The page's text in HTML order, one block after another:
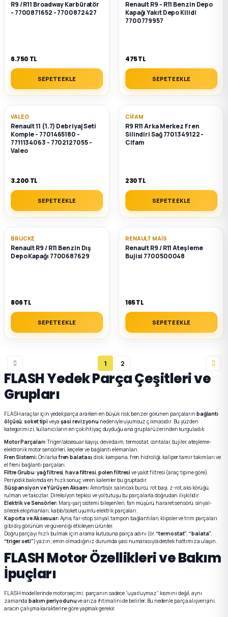
R9 / R11 Broadway Karbüratör
- 7700871652 - 7700872427
6.750 TL
SEPETE EKLE
Renault R9 - R11 Benzin Depo
Kapağı Yakıt Depo Kilidi
7700779957
475 TL
SEPETE EKLE
VALEO
Renault 11 (1.7) Debriyaj Seti
Komple - 7701465180 -
7711134063 - 7702127055 -
Valeo
3.200 TL
SEPETE EKLE
CIFAM
R9 R11 Arka Merkez Fren
Silindiri Sağ 7701349122 -
Cifam
230 TL
SEPETE EKLE
BRUCKE
Renault R9 / R11 Benzin Dış
Depo Kapağı 7700687629
806 TL
SEPETE EKLE
RENAULT MAIS
Renault R9 / R11 Ateşleme
Bujisi 7700500048
165 TL
SEPETE EKLE
1 2
FLASH Yedek Parça Çeşitleri ve
Grupları
FLASH araçlar için yedek parça ararken en büyük risk, benzer görünen parçaların bağlantı
ölçüsü, soket tipi veya şasi revizyonu nedeniyle uyumsuz çıkmasıdır. Bu yüzden
kategorimizi, kullanıcıların en çok ihtiyaç duyduğu ana gruplar üzerinden kurguladık:
Motor Parçaları: Triger/aksesuar kayışı, devirdaim, termostat, contalar, bujiler, ateşleme-
elektronik motor sensörleri, keçeler ve bağlantı elemanları.
Fren Sistemi: Ön/arkafren balatası, disk, kampana, fren hidroliği, kaliper tamir takımları ve
el freni bağlantı parçaları.
Filtre Grubu: yağ filtresi,hava filtresi, polen filtresi ve yakıt filtresi (araç tipine göre).
Periyodik bakımda en hızlı sonuç veren kalemler bu gruptadır.
Süspansiyon ve Yürüyen Aksam: Amortisör, salıncak burcu, rot başı, z-rot, aks körüğü,
rulman ve takozlar. Direksiyon tepkisi ve yol tutuşu bu parçalarla doğrudan ilişkilidir.
Elektrik ve Sensörler: Marş-şarj sistemi bileşenleri, fan müşürü, hararet sensörü, sinyal-
silecek ekipmanları, kablo/soket uyumlu elektrik parçaları.
Kaporta ve Aksesuar: Ayna, far-stop, sinyal, tampon bağlantıları, klipsler ve trim parçaları
gibi dış görünüm ve güvenliği etkileyen ürünler.
Doğru parçayı hızlı bulmak için arama kutusuna parça adını (ör.“termostat”,“balata”,
“triger seti”) yazın; emin olmadığınız durumda şasi numarasıyla destek hattımıza ulaşın.
FLASH Motor Özellikleri ve Bakım
İpuçları
FLASH modellerinde motor seçimi; parçanın sadece “uyar/uymaz” kısmını değil, aynı
zamandabakım periyodunuve arıza ihtimalini de belirler. Bu nedenle parça alışverişini,
aracın çalışma karakterine göre yapmak gerekir.